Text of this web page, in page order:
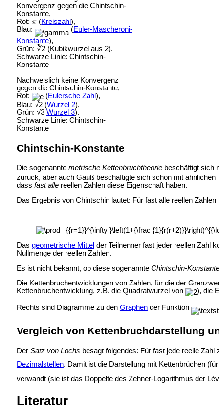
Konvergenz gegen die Chintschin-
Konstante,
Rot:
(Kreiszahl),
Blau:
(Euler-Mascheroni-
Konstante),
Grün: ∛2 (Kubikwurzel aus 2).
Schwarze Linie: Chintschin-
Konstante
Nachweislich keine Konvergenz
gegen die Chintschin-Konstante,
Rot:
(Eulersche Zahl),
Blau: √2 (Wurzel 2),
Grün: √3 Wurzel 3).
Schwarze Linie: Chintschin-
Konstante
Chintschin-Konstante
Die sogenannte metrische Kettenbruchtheoriebeschäftigt sich
zurück, aber auch Gauß beschäftigte sich schon mit ähnlichen
dass fast allereellen Zahlen diese Eigenschaft haben.
Das Ergebnis von Chintschin lautet: Für fast alle reellen
Das geometrische Mittel der Teilnenner fast jeder reellen Zahl
Nullmenge der reellen Zahlen.
Es ist nicht bekannt, ob diese sogenannte Chintschin-Konstante
Die Kettenbruchentwicklungen von Zahlen, für die der
Kettenbruchentwicklung, z.B. die Quadratwurzel von
), die
Rechts sind Diagramme zu den Graphender Funktion
Vergleich von Kettenbruchdarstellung
Der Satz von Lochs besagt folgendes: Für fast jede reelle
Dezimalstellen. Damit ist die Darstellung mit Kettenbrüchen
verwandt (sie ist das Doppelte des Zehner-Logarithmus der
Literatur